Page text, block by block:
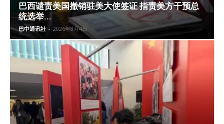
巴西谴责美国撤销驻美大使签证 指责美方干预总
统选举...
巴中通讯社 - 2026年8月4日